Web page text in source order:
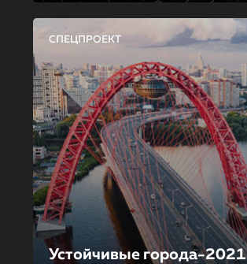
СПЕЦПРОЕКТ
Устойчивые города-2021